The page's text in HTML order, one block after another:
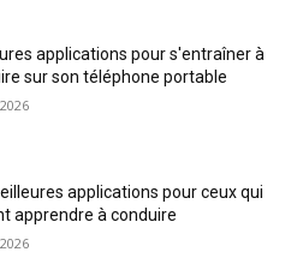
applications pour s'entraîner à
sur son téléphone portable
applications pour ceux qui
apprendre à conduire